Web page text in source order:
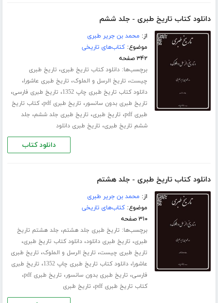
دانلود کتاب تاریخ طبری - جلد ششم
از: محمد بن جریر طبری
موضوع:کتاب‌های تاریخی
۳۴۲ صفحه
برچسب‌ها:دانلود کتاب تاریخ طبری، تاریخ طبری
چیست، تاریخ الرسل و الملوک، تاریخ طبری عاشورا،
دانلود کتاب تاریخ طبری چاپ 1352 ، تاریخ طبری فارسی،
تاریخ طبری بدون سانسور، تاریخ طبری pdf ،کتاب تاریخ
طبری pdf
، تاریخ طبری، تاریخ طبری جلد ششم، جلد
ششم تاریخ طبری، تاریخ طبری دانلود
دانلود کتاب
دانلود کتاب تاریخ طبری - جلد هشتم
از: محمد بن جریر طبری
موضوع:کتاب‌های تاریخی
۳۱۰ صفحه
برچسب‌ها: تاریخ طبری جلد هشتم، جلد هشتم تاریخ
طبری، تاریخ طبری دانلود،دانلود کتاب تاریخ طبری،
تاریخ طبری چیست، تاریخ الرسل و الملوک، تاریخ طبری
عاشورا،دانلود کتاب تاریخ طبری چاپ 1352 ، تاریخ طبری
فارسی، تاریخ طبری بدون سانسور، تاریخ طبری pdf ،
کتاب تاریخ طبری pdf ، تاریخ طبری